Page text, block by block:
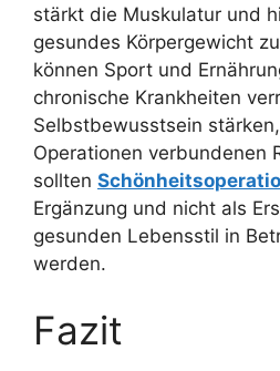
stärkt die Muskulatur und
gesundes Körpergewicht
können Sport und
chronische Krankheiten
Selbstbewusstsein
Operationen verbundenen
sollten
Ergänzung und nicht als
gesunden Lebensstil in
werden.
Fazit